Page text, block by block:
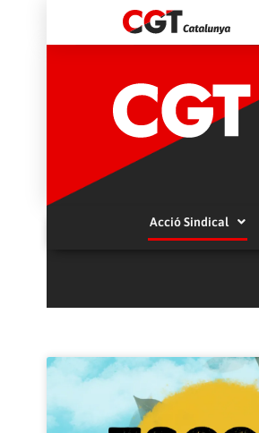
Acció Sindical